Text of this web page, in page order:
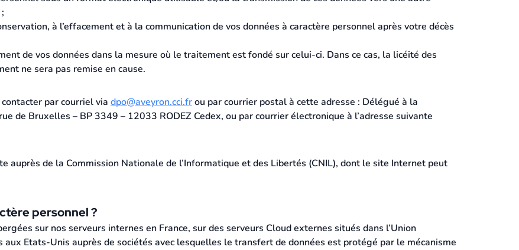
à l’effacement et à la communication de vos données à caractère personnel après votre décès
de vos données dans la mesure où le traitement est fondé sur celui-ci. Dans ce cas, la licéité des
ne sera pas remise en cause.
par courriel via dpo@aveyron.cci.frou par courrier postal à cette adresse : Délégué à la
de Bruxelles – BP 3349 – 12033 RODEZ Cedex, ou par courrier électronique à l’adresse suivante
auprès de la Commission Nationale de l’Informatique et des Libertés (CNIL), dont le site Internet peut
personnel ?
sur nos serveurs internes en France, sur des serveurs Cloud externes situés dans l’Union
Etats-Unis auprès de sociétés avec lesquelles le transfert de données est protégé par le mécanisme